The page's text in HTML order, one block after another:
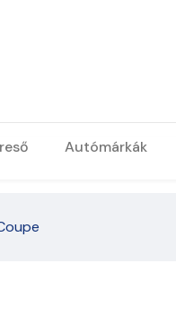
Autómárkák